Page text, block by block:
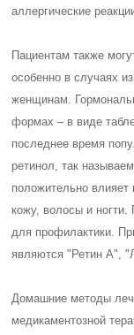
аллергические
Пациентам также
особенно в случаях
женщинам.
формах – в виде
последнее время
ретинол, так
положительно влияет
кожу, волосы и ногти.
для профилактики.
являются "Ретин А",
Домашние методы
медикаментозной